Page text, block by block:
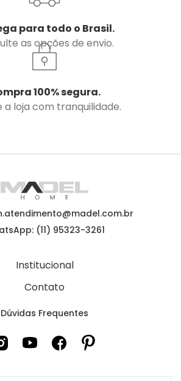
para todo o Brasil.
as opções de envio.
100% segura.
a loja com tranquilidade.
(11) 95323-3261
Institucional
Contato
Dúvidas Frequentes